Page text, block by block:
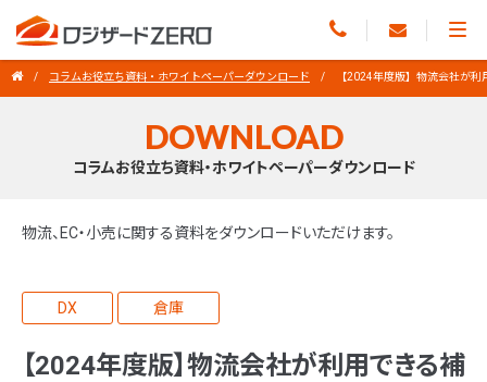
コラムお役立ち資料・ホワイトペーパーダウンロード 【2024年度版】物流会社が
DOWNLOAD
コラムお役立ち資料・ホワイトペーパーダウンロード
物流、EC・小売に関する資料をダウンロードいただけます。
DX 倉庫
【2024年度版】物流会社が利用できる補